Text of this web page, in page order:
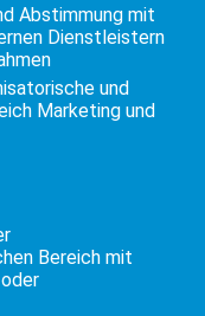
Abstimmung mit
Dienstleistern
und
Marketing und
Bereich mit